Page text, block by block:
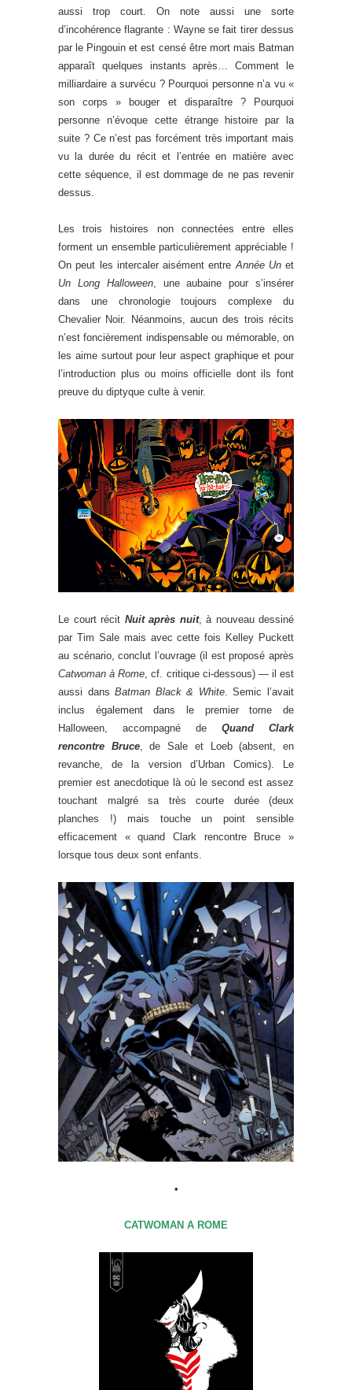
aussi trop court. On note aussi une sorte
d’incohérence flagrante : Wayne se fait tirer dessus
par le Pingouin et est censé être mort mais Batman
apparaît quelques instants après… Comment le
milliardaire a survécu ? Pourquoi personne n’a vu «
son corps » bouger et disparaître ? Pourquoi
personne n’évoque cette étrange histoire par la
suite ? Ce n’est pas forcément très important mais
vu la durée du récit et l’entrée en matière avec
cette séquence, il est dommage de ne pas revenir
dessus.
Les trois histoires non connectées entre elles
forment un ensemble particulièrement appréciable !
On peut les intercaler aisément entre Année Unet
Un Long Halloween, une aubaine pour s’insérer
dans une chronologie toujours complexe du
Chevalier Noir. Néanmoins, aucun des trois récits
n’est foncièrement indispensable ou mémorable, on
les aime surtout pour leur aspect graphique et pour
l’introduction plus ou moins officielle dont ils font
preuve du diptyque culte à venir.
Le court récit Nuit après nuit, à nouveau dessiné
par Tim Sale mais avec cette fois Kelley Puckett
au scénario, conclut l’ouvrage (il est proposé après
Catwoman à Rome , cf. critique ci-dessous) — il est
aussi dansBatman Black & White. Semic l’avait
inclus également dans le premier tome de
Halloween, accompagné de Quand Clark
rencontre Bruce, de Sale et Loeb (absent, en
revanche, de la version d’Urban Comics). Le
premier est anecdotique là où le second est assez
touchant malgré sa très courte durée (deux
planches !) mais touche un point sensible
efficacement « quand Clark rencontre Bruce »
lorsque tous deux sont enfants.
•
CATWOMAN A ROME